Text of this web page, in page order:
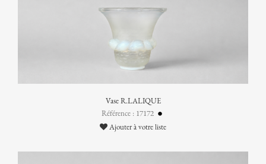
Vase R.LALIQUE
Référence : 17172
Ajouter à votre liste